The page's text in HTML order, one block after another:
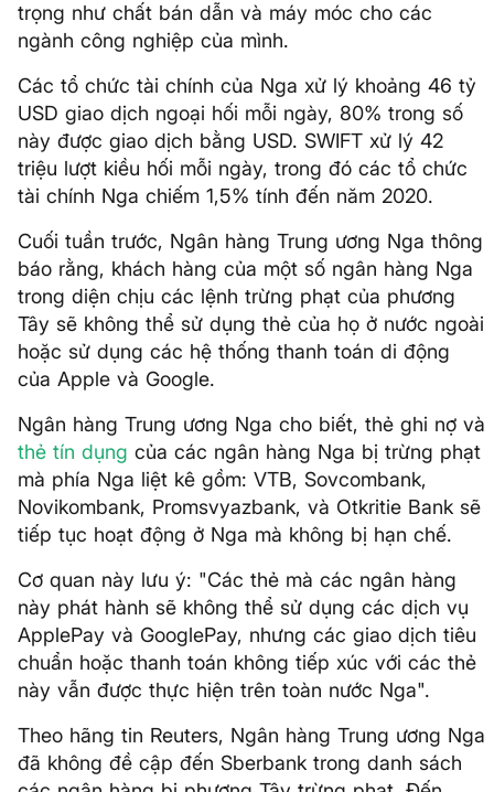
trọng như chất bán dẫn và máy móc cho các
ngành công nghiệp của mình.
Các tổ chức tài chính của Nga xử lý khoảng 46 tỷ
USD giao dịch ngoại hối mỗi ngày, 80% trong số
này được giao dịch bằng USD. SWIFT xử lý 42
triệu lượt kiều hối mỗi ngày, trong đó các tổ chức
tài chính Nga chiếm 1,5% tính đến năm 2020.
Cuối tuần trước, Ngân hàng Trung ương Nga thông
báo rằng, khách hàng của một số ngân hàng Nga
trong diện chịu các lệnh trừng phạt của phương
Tây sẽ không thể sử dụng thẻ của họ ở nước ngoài
hoặc sử dụng các hệ thống thanh toán di động
của Apple và Google.
Ngân hàng Trung ương Nga cho biết, thẻ ghi nợ và
thẻ tín dụng của các ngân hàng Nga bị trừng phạt
mà phía Nga liệt kê gồm: VTB, Sovcombank,
Novikombank, Promsvyazbank, và Otkritie Bank sẽ
tiếp tục hoạt động ở Nga mà không bị hạn chế.
Cơ quan này lưu ý: "Các thẻ mà các ngân hàng
này phát hành sẽ không thể sử dụng các dịch vụ
ApplePay và GooglePay, nhưng các giao dịch tiêu
chuẩn hoặc thanh toán không tiếp xúc với các thẻ
này vẫn được thực hiện trên toàn nước Nga".
Theo hãng tin Reuters, Ngân hàng Trung ương Nga
đã không đề cập đến Sberbank trong danh sách